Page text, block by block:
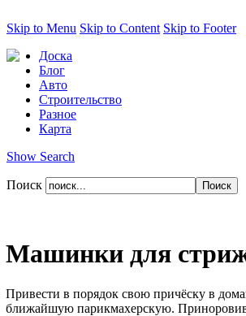
Skip to Menu Skip to Content Skip to Footer
Доска
Блог
Авто
Строительство
Разное
Карта
Show Search
Поиск
Машинки для
Привести в порядок свою причёску в
ближайшую парикмахерскую.